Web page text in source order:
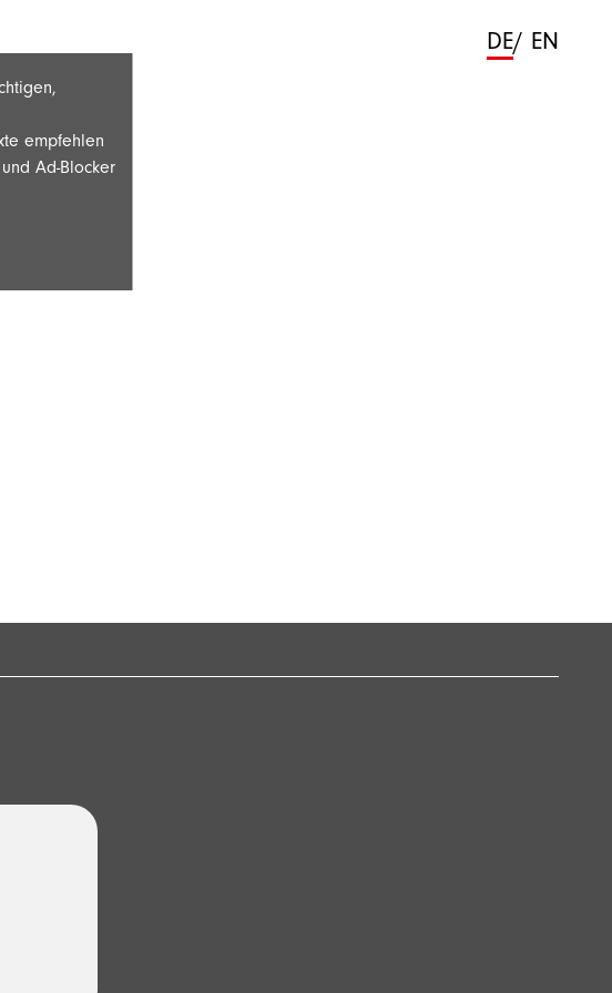
empfehlen
Ad-Blocker
DE/ EN